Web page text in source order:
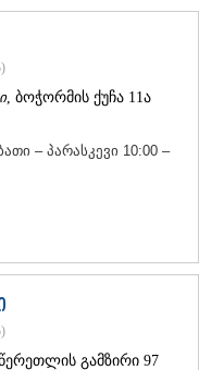
)
, ბოჭორმის ქუჩა 11ა
– პარასკევი 10:00 –
)
წერეთლის გამზირი 97